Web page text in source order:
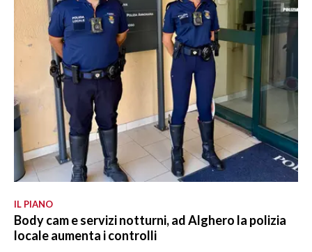
IL PIANO
Body cam e servizi notturni, ad Alghero la polizia
locale aumenta i controlli